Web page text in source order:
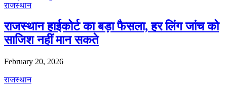
राजस्थान
राजस्थान हाईकोर्ट का बड़ा फैसला, हर लिंग जांच को
साजिश नहीं मान सकते
February 20, 2026
राजस्थान